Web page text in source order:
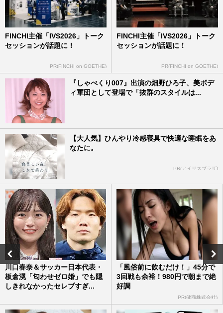
と違う」「ビックリ」衝撃
週刊女性PRIME 2025/4/3
FINCHI主催「IVS2026」トーク
セッションが話題に！
PR(FINCHI on GOETHE)
FINCHI主催「IVS2026」トーク
セッションが話題に！
PR(FINCHI on GOETHE)
『しゃべくり007』出演の畑野ひろ子、美ボデ
ィ軍団として登場で「抜群のスタイルは...
【大人気】ひんやり冷感寝具で快適な睡眠をあ
なたに。
PR(アイリスプラザ)
川口春奈＆サッカー日本代表・
板倉滉「匂わせゼロ婚」でも隠
しきれなかったセレブすぎ...
「風俗前に飲むだけ！」45分で
3回戦も余裕！980円で朝まで絶
好調
PR(健商株式会社)